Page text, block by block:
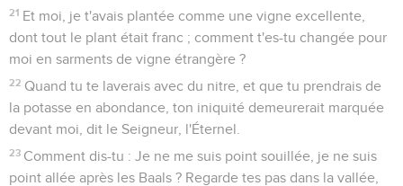
21 Et moi, je t'avais plantée comme une vigne excellente,
dont tout le plant était franc ; comment t'es-tu changée pour
moi en sarments de vigne étrangère ?
22 Quand tu te laverais avec du nitre, et que tu prendrais de
la potasse en abondance, ton iniquité demeurerait marquée
devant moi, dit le Seigneur, l'Éternel.
23 Comment dis-tu : Je ne me suis point souillée, je ne suis
point allée après les Baals ? Regarde tes pas dans la vallée,